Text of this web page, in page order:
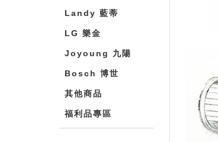
Landy 藍蒂
LG 樂金
Joyoung 九陽
Bosch 博世
其他商品
福利品專區